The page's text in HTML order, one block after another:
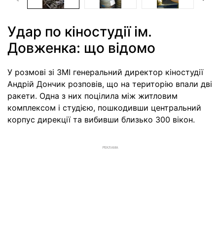
Удар по кіностудії ім.
Довженка: що відомо
У розмові зі ЗМІ генеральний директор кіностудії
Андрій Дончик розповів, що на територію впали дві
ракети. Одна з них поцілила між житловим
комплексом і студією, пошкодивши центральний
корпус дирекції та вибивши близько 300 вікон.
РЕКЛАМА